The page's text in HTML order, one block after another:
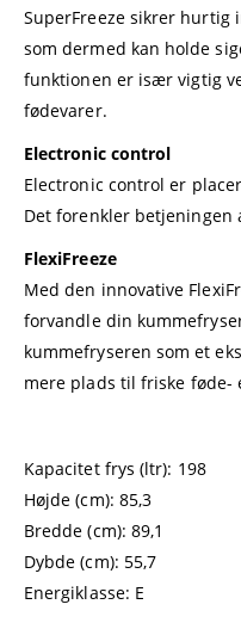
SuperFreeze sikrer
som dermed kan holde
funktionen er især vigtig
fødevarer.
Electronic control
Electronic control er
Det forenkler betjeningen
FlexiFreeze
Med den innovative
forvandle din
kummefryseren som et
mere plads til friske føde-
Kapacitet frys (ltr): 198
Højde (cm): 85,3
Bredde (cm): 89,1
Dybde (cm): 55,7
Energiklasse: E